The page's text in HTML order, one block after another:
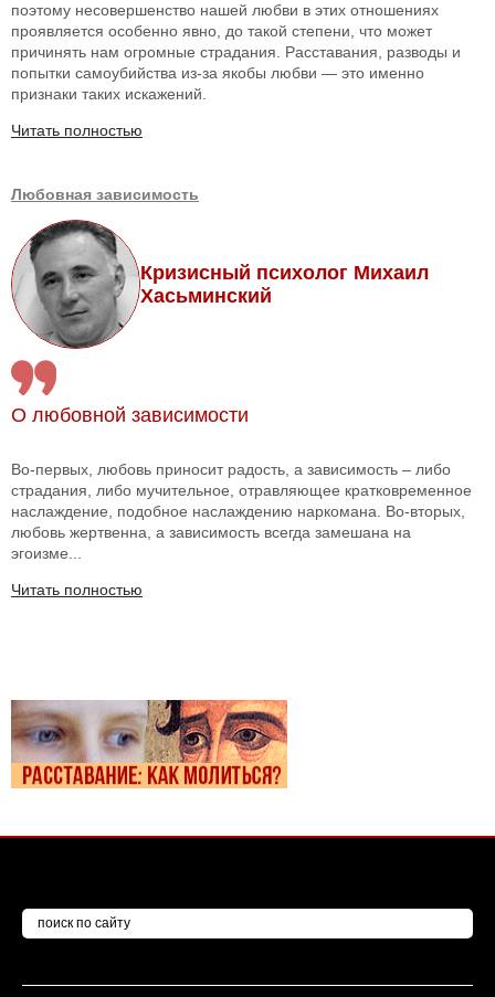
поэтому несовершенство нашей любви в этих отношениях
проявляется особенно явно, до такой степени, что может
причинять нам огромные страдания. Расставания, разводы и
попытки самоубийства из-за якобы любви — это именно
признаки таких искажений.
Читать полностью
Любовная зависимость
Кризисный психолог Михаил
Хасьминский
О любовной зависимости
Во-первых, любовь приносит радость, а зависимость – либо
страдания, либо мучительное, отравляющее кратковременное
наслаждение, подобное наслаждению наркомана. Во-вторых,
любовь жертвенна, а зависимость всегда замешана на
эгоизме...
Читать полностью